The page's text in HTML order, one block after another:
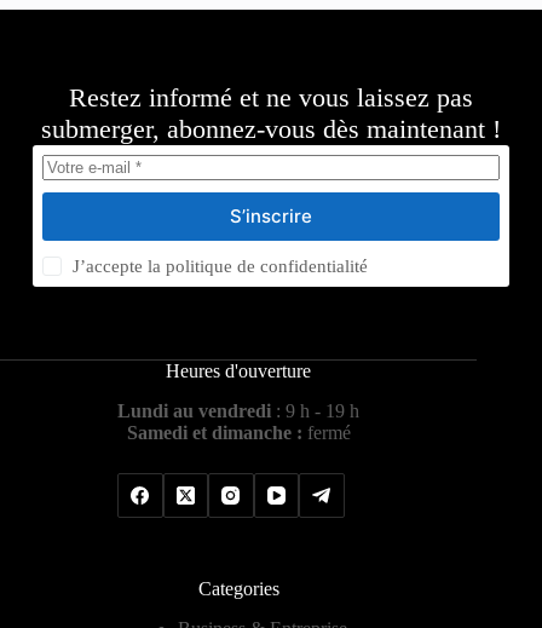
Restez informé et ne vous laissez pas
submerger, abonnez-vous dès maintenant !
S’inscrire
J’accepte lapolitique de confidentialité
Heures d'ouverture
Lundi au vendredi : 9 h - 19 h
Samedi et dimanche : fermé
Categories